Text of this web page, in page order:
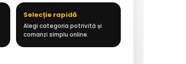
Selecție rapidă
Alegi categoria potrivită și
comanzi simplu online.